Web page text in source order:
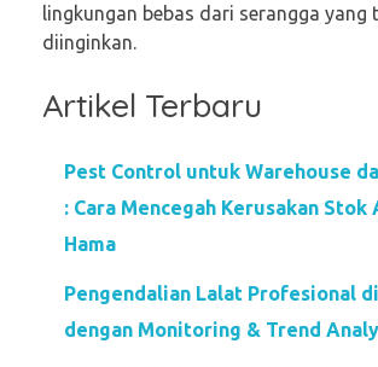
lingkungan bebas dari serangga yang
diinginkan.
Artikel Terbaru
Pest Control untuk Warehouse
: Cara Mencegah Kerusakan Stok
Hama
Pengendalian Lalat Profesional
dengan Monitoring & Trend